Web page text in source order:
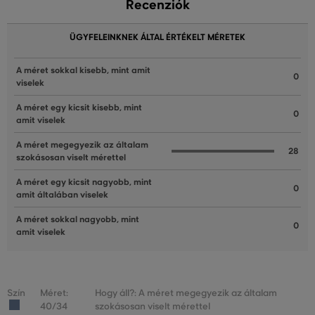
Recenziók
ÜGYFELEINKNEK ÁLTAL ÉRTÉKELT MÉRETEK
A méret sokkal kisebb, mint amit
viselek
0
A méret egy kicsit kisebb, mint
amit viselek
0
A méret megegyezik az általam
szokásosan viselt mérettel
28
A méret egy kicsit nagyobb, mint
amit általában viselek
0
A méret sokkal nagyobb, mint
amit viselek
0
Szín
Méret:
40/34
Hogy áll?: A méret megegyezik az általam
szokásosan viselt mérettel